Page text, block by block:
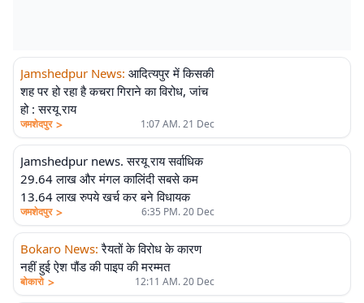
Jamshedpur News: आदित्यपुर में किसकी
शह पर हो रहा है कचरा गिराने का विरोध, जांच
हो : सरयू राय
जमशेदपुर > 1:07 AM. 21 Dec
Jamshedpur news. सरयू राय सर्वाधिक
29.64 लाख और मंगल कालिंदी सबसे कम
13.64 लाख रुपये खर्च कर बने विधायक
जमशेदपुर > 6:35 PM. 20 Dec
Bokaro News: रैयतों के विरोध के कारण
नहीं हुई ऐश पौंड की पाइप की मरम्मत
बोकारो > 12:11 AM. 20 Dec